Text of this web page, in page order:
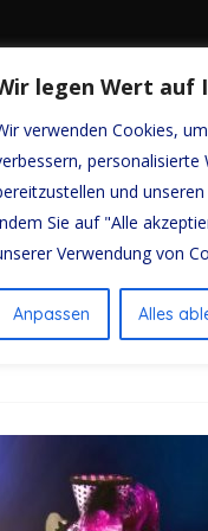
legen Wert auf
verwenden Cookies,
personalisierte
und
Sie auf "Alle
Verwendung von
Anpassen Alles